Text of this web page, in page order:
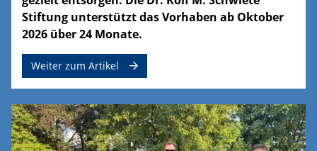
Stiftung unterstützt das Vorhaben ab Oktober
2026 über 24 Monate.
Weiter zum Artikel